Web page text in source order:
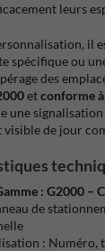
leurs
il
spécifique ou
des
etconforme
une
de jour
: G2000 –
de
: Numéro,